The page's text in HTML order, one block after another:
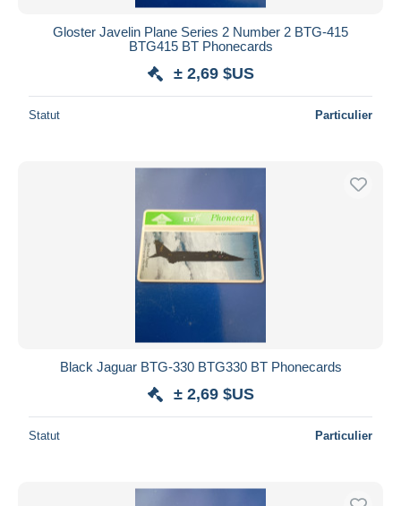
Gloster Javelin Plane Series 2 Number 2 BTG-415
BTG415 BT Phonecards
± 2,69 $US
Statut Particulier
Black Jaguar BTG-330 BTG330 BT Phonecards
± 2,69 $US
Statut Particulier